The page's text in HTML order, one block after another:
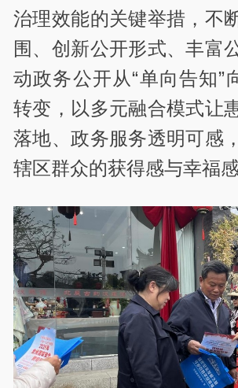
治理效能的关键举措，不
围、创新公开形式、丰富
动政务公开从“单向告知”
转变，以多元融合模式让
落地、政务服务透明可感
辖区群众的获得感与幸福感